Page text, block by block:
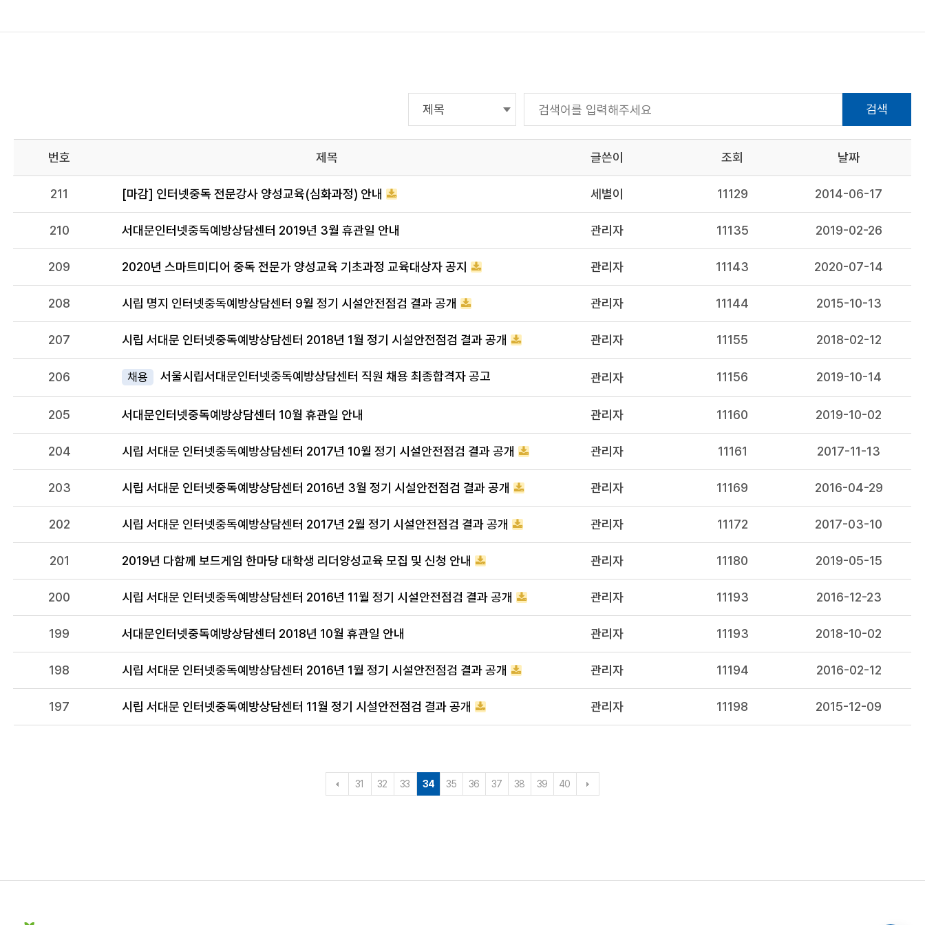
검색
번호 제목 글쓴이 조회 날짜
211 [마감] 인터넷중독 전문강사 양성교육(심화과정) 안내 세별이 11129 2014-06-17
210 서대문인터넷중독예방상담센터 2019년 3월 휴관일 안내 관리자 11135 2019-02-26
209 2020년 스마트미디어 중독 전문가 양성교육 기초과정 교육대상자 공지 관리자 11143 2020-07-14
208 시립 명지 인터넷중독예방상담센터 9월 정기 시설안전점검 결과 공개 관리자 11144 2015-10-13
207 시립 서대문 인터넷중독예방상담센터 2018년 1월 정기 시설안전점검 결과 공개 관리자 11155 2018-02-12
206 채용 서울시립서대문인터넷중독예방상담센터 직원 채용 최종합격자 공고 관리자 11156 2019-10-14
205 서대문인터넷중독예방상담센터 10월 휴관일 안내 관리자 11160 2019-10-02
204 시립 서대문 인터넷중독예방상담센터 2017년 10월 정기 시설안전점검 결과 공개 관리자 11161 2017-11-13
203 시립 서대문 인터넷중독예방상담센터 2016년 3월 정기 시설안전점검 결과 공개 관리자 11169 2016-04-29
202 시립 서대문 인터넷중독예방상담센터 2017년 2월 정기 시설안전점검 결과 공개 관리자 11172 2017-03-10
201 2019년 다함께 보드게임 한마당 대학생 리더양성교육 모집 및 신청 안내 관리자 11180 2019-05-15
200 시립 서대문 인터넷중독예방상담센터 2016년 11월 정기 시설안전점검 결과 공개 관리자 11193 2016-12-23
199 서대문인터넷중독예방상담센터 2018년 10월 휴관일 안내 관리자 11193 2018-10-02
198 시립 서대문 인터넷중독예방상담센터 2016년 1월 정기 시설안전점검 결과 공개 관리자 11194 2016-02-12
197 시립 서대문 인터넷중독예방상담센터 11월 정기 시설안전점검 결과 공개 관리자 11198 2015-12-09
31 32 33 34 35 36 37 38 39 40